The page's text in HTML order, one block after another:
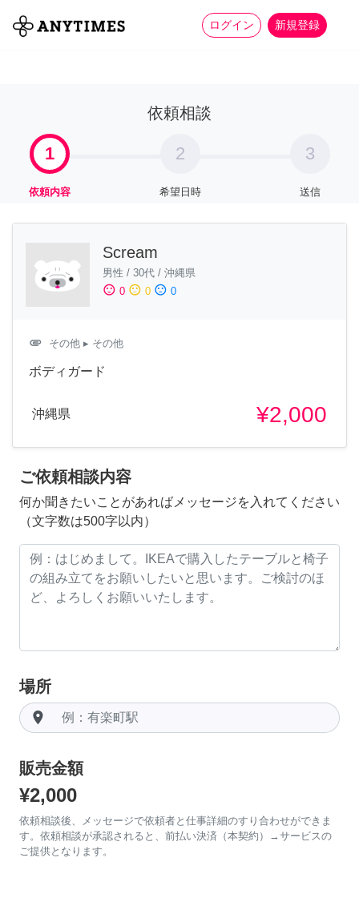
ログイン 新規登録
全て 家事 more_horiz
依頼相談
1
依頼内容
2
希望日時
3
送信
Scream
男性 / 30代 / 沖縄県
sentiment_satisfied 0 sentiment_neutral 0 sentiment_dissatisfied 0
attachment その他 ▸ その他
ボディガード
沖縄県 ¥2,000
ご依頼相談内容
何か聞きたいことがあればメッセージを入れてください
（文字数は500字以内）
場所
room
販売金額
¥2,000
依頼相談後、メッセージで依頼者と仕事詳細のすり合わせができま
す。依頼相談が承認されると、前払い決済（本契約）→サービスの
ご提供となります。